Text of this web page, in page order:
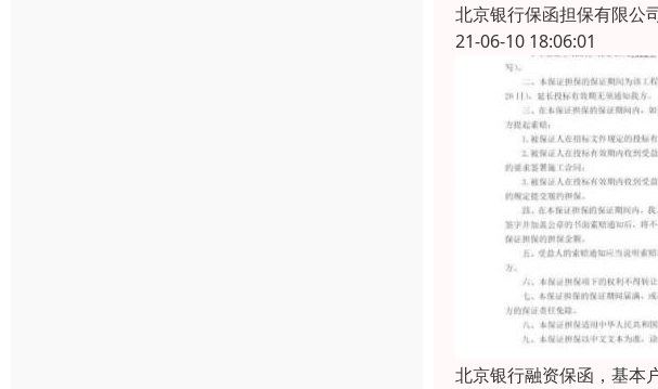
北京银行保函担保有限公
21-06-10 18:06:01
北京银行融资保函，基本